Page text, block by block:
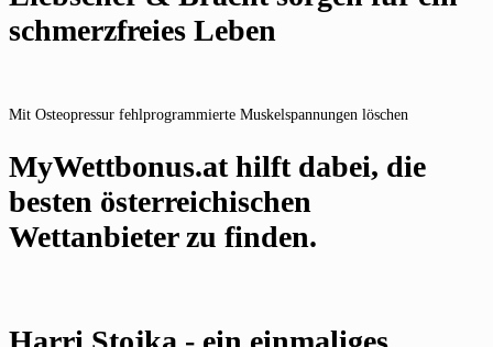
schmerzfreies Leben
Mit Osteopressur fehlprogrammierte Muskelspannungen löschen
MyWettbonus.at hilft dabei, die
besten österreichischen
Wettanbieter zu finden.